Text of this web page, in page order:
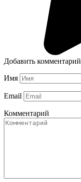
Добавить комментарий
Имя
Email
Комментарий